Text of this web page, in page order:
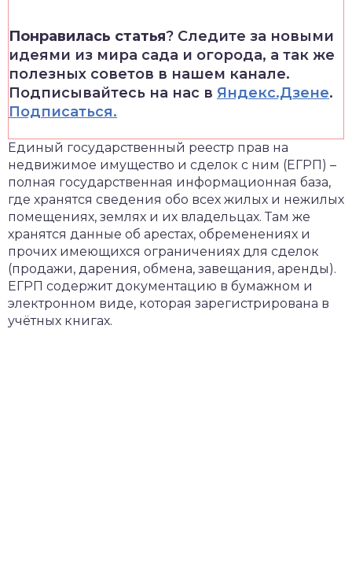
Понравилась статья? Следите за новыми
идеями из мира сада и огорода, а так же
полезных советов в нашем канале.
Подписывайтесь на нас в Яндекс.Дзене.
Подписаться.
Единый государственный реестр прав на
недвижимое имущество и сделок с ним (ЕГРП) –
полная государственная информационная база,
где хранятся сведения обо всех жилых и нежилых
помещениях, землях и их владельцах. Там же
хранятся данные об арестах, обременениях и
прочих имеющихся ограничениях для сделок
(продажи, дарения, обмена, завещания, аренды).
ЕГРП содержит документацию в бумажном и
электронном виде, которая зарегистрирована в
учётных книгах.